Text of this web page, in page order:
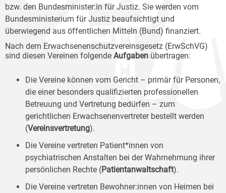
bzw. den Bundesminister:in für Justiz. Sie werden vom
Bundesministerium für Justiz beaufsichtigt und
überwiegend aus öffentlichen Mitteln (Bund) finanziert.
Nach dem Erwachsenenschutzvereinsgesetz (ErwSchVG)
sind diesen Vereinen folgende Aufgaben übertragen:
Die Vereine können vom Gericht – primär für Personen,
die einer besonders qualifizierten professionellen
Betreuung und Vertretung bedürfen – zum
gerichtlichen Erwachsenenvertreter bestellt werden
(Vereinsvertretung).
Die Vereine vertreten Patient*innen von
psychiatrischen Anstalten bei der Wahrnehmung ihrer
persönlichen Rechte (Patientanwaltschaft).
Die Vereine vertreten Bewohner:innen von Heimen bei